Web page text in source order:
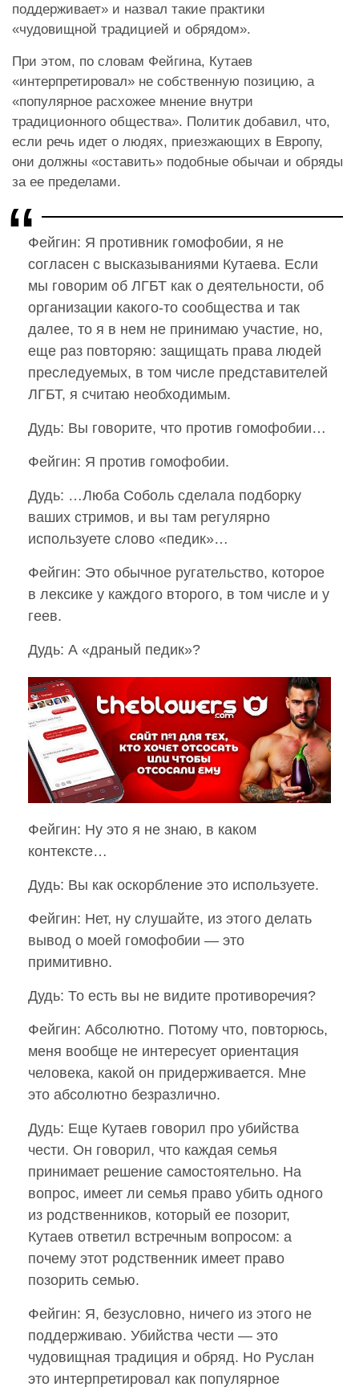
поддерживает» и назвал такие практики
«чудовищной традицией и обрядом».
При этом, по словам Фейгина, Кутаев
«интерпретировал» не собственную позицию, а
«популярное расхожее мнение внутри
традиционного общества». Политик добавил, что,
если речь идет о людях, приезжающих в Европу,
они должны «оставить» подобные обычаи и обряды
за ее пределами.
Фейгин: Я противник гомофобии, я не
согласен с высказываниями Кутаева. Если
мы говорим об ЛГБТ как о деятельности, об
организации какого-то сообщества и так
далее, то я в нем не принимаю участие, но,
еще раз повторяю: защищать права людей
преследуемых, в том числе представителей
ЛГБТ, я считаю необходимым.
Дудь: Вы говорите, что против гомофобии…
Фейгин: Я против гомофобии.
Дудь: …Люба Соболь сделала подборку
ваших стримов, и вы там регулярно
используете слово «педик»…
Фейгин: Это обычное ругательство, которое
в лексике у каждого второго, в том числе и у
геев.
Дудь: А «драный педик»?
Фейгин: Ну это я не знаю, в каком
контексте…
Дудь: Вы как оскорбление это используете.
Фейгин: Нет, ну слушайте, из этого делать
вывод о моей гомофобии — это
примитивно.
Дудь: То есть вы не видите противоречия?
Фейгин: Абсолютно. Потому что, повторюсь,
меня вообще не интересует ориентация
человека, какой он придерживается. Мне
это абсолютно безразлично.
Дудь: Еще Кутаев говорил про убийства
чести. Он говорил, что каждая семья
принимает решение самостоятельно. На
вопрос, имеет ли семья право убить одного
из родственников, который ее позорит,
Кутаев ответил встречным вопросом: а
почему этот родственник имеет право
позорить семью.
Фейгин: Я, безусловно, ничего из этого не
поддерживаю. Убийства чести — это
чудовищная традиция и обряд. Но Руслан
это интерпретировал как популярное